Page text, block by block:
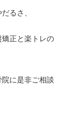
るさ、
正と楽トレの
に是非ご相談